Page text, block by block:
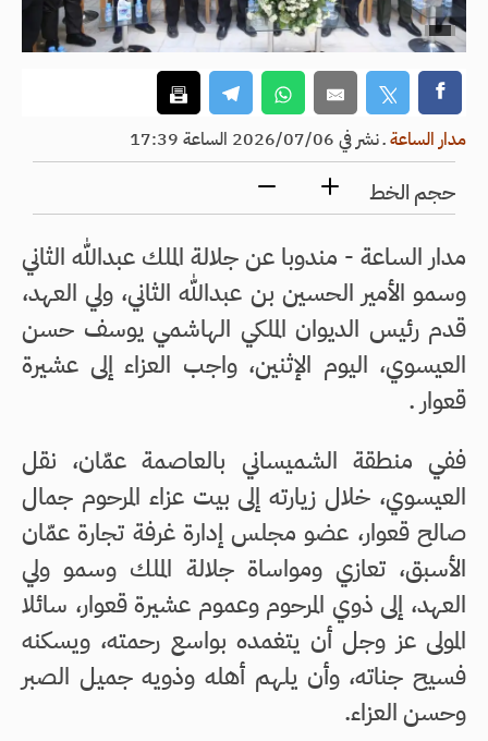
مدار الساعةـنشر في 2026/07/06 الساعة 17:39
حجم الخط
مدار الساعة - مندوبا عن جلالة الملك عبدالله الثاني
وسمو الأمير الحسين بن عبدالله الثاني، ولي العهد،
قدم رئيس الديوان الملكي الهاشمي يوسف حسن
العيسوي، اليوم الإثنين، واجب العزاء إلى عشيرة
قعوار .
ففي منطقة الشميساني بالعاصمة عمّان، نقل
العيسوي، خلال زيارته إلى بيت عزاء المرحوم جمال
صالح قعوار، عضو مجلس إدارة غرفة تجارة عمّان
الأسبق، تعازي ومواساة جلالة الملك وسمو ولي
العهد، إلى ذوي المرحوم وعموم عشيرة قعوار، سائلا
المولى عز وجل أن يتغمده بواسع رحمته، ويسكنه
فسيح جناته، وأن يلهم أهله وذويه جميل الصبر
وحسن العزاء.